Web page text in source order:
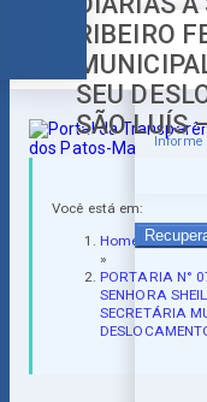
RIBEIRO
SEU
SÃO LUÍS
Você está em:
Home
»
PORTARIA N°
SENHORA
SECRETÁRIA
Esqueceu
Informe